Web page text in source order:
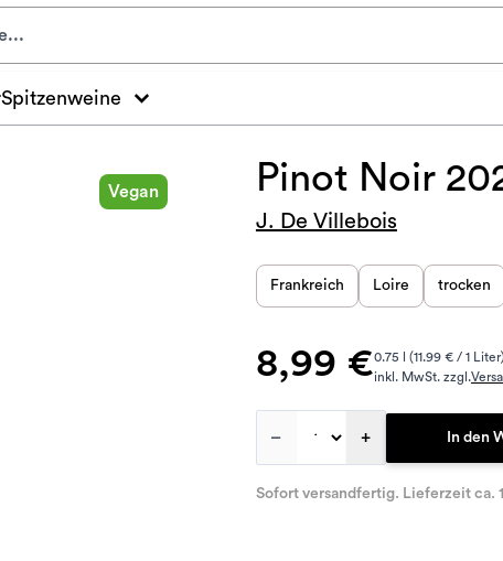
Spitzenweine
Vegan Pinot Noir
J. De Villebois
Frankreich Loire trocken
8,99 €0.75 l (11.99 € / 1 Liter)
inkl. MwSt. zzgl.
– + In den
Sofort versandfertig. Lieferzeit ca.